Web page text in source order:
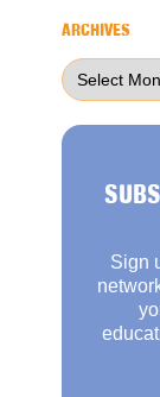
ARCHIVES
Archives
Sign